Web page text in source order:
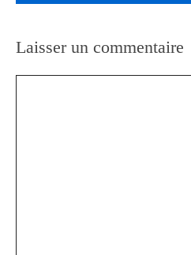
Laisser un commentaire